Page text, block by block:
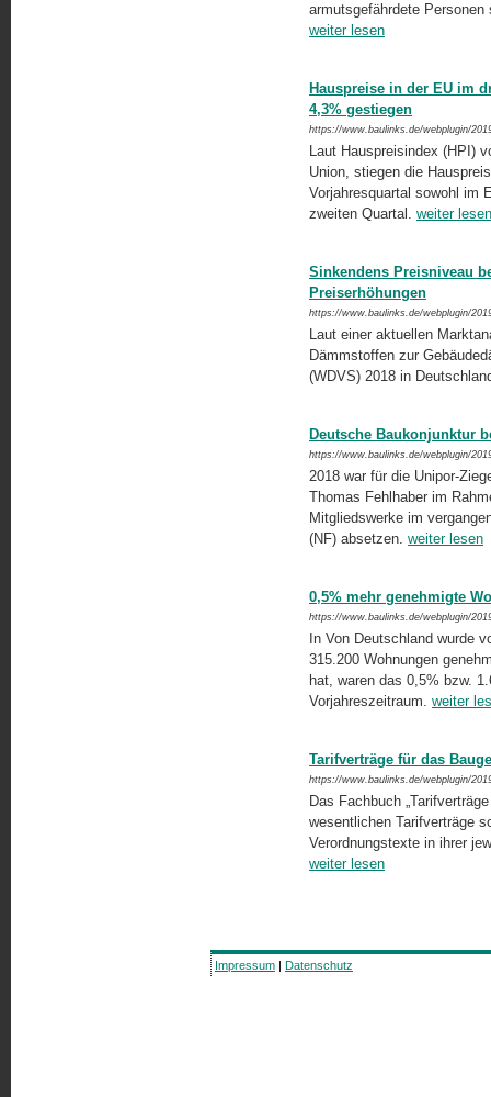
armutsgefährdete
weiter lesen
Hauspreise in der EU im
4,3% gestiegen
https://www.baulinks.de/webplugin/
Laut Hauspreisindex (HPI)
Union, stiegen die
Vorjahresquartal sowohl im
zweiten Quartal. weiter lesen
Sinkendens Preisniveau
Preiserhöhungen
https://www.baulinks.de/webplugin/
Laut einer aktuellen
Dämmstoffen zur
(WDVS) 2018 in
Deutsche Baukonjunktur
https://www.baulinks.de/webplugin/
2018 war für die Unipor-
Thomas Fehlhaber im
Mitgliedswerke im
(NF) absetzen. weiter lesen
0,5% mehr genehmigte
https://www.baulinks.de/webplugin/
In Von Deutschland wurde
315.200 Wohnungen
hat, waren das 0,5% bzw.
Vorjahreszeitraum. weiter
Tarifverträge für das
https://www.baulinks.de/webplugin/
Das Fachbuch
wesentlichen Tarifverträge
Verordnungstexte in ihrer
weiter lesen
Impressum | Datenschutz